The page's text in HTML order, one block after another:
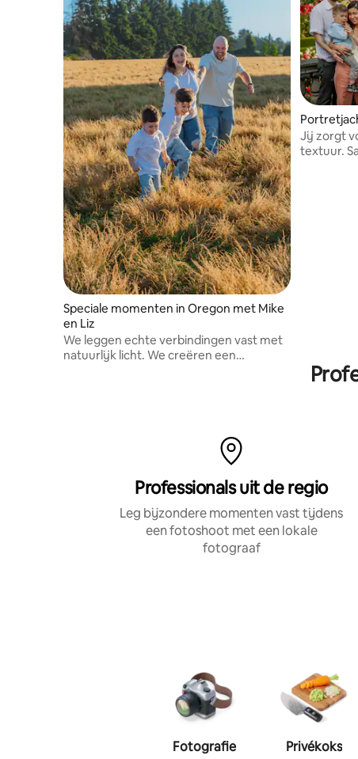
Speciale momenten in Oregon met Mike
en Liz
We leggen echte verbindingen vast met
natuurlijk licht. We creëren een
Jij zorgt
textuur.
Professionals uit de regio
Leg bijzondere momenten vast tijdens
een fotoshoot met een lokale
fotograaf
Fotografie Privékoks